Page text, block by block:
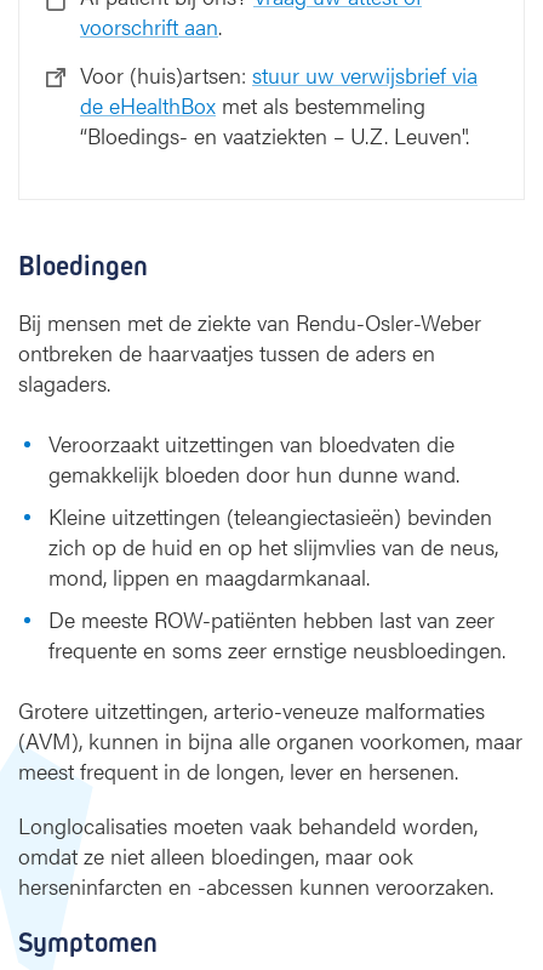
voorschrift aan.
Voor (huis)artsen: stuur uw verwijsbrief via
de eHealthBox met als bestemmeling
“Bloedings- en vaatziekten – U.Z. Leuven".
Bloedingen
Bij mensen met de ziekte van Rendu-Osler-Weber
ontbreken de haarvaatjes tussen de aders en
slagaders.
Veroorzaakt uitzettingen van bloedvaten die
gemakkelijk bloeden door hun dunne wand.
Kleine uitzettingen (teleangiectasieën) bevinden
zich op de huid en op het slijmvlies van de neus,
mond, lippen en maagdarmkanaal.
De meeste ROW-patiënten hebben last van zeer
frequente en soms zeer ernstige neusbloedingen.
Grotere uitzettingen, arterio-veneuze malformaties
(AVM), kunnen in bijna alle organen voorkomen, maar
meest frequent in de longen, lever en hersenen.
Longlocalisaties moeten vaak behandeld worden,
omdat ze niet alleen bloedingen, maar ook
herseninfarcten en -abcessen kunnen veroorzaken.
Symptomen